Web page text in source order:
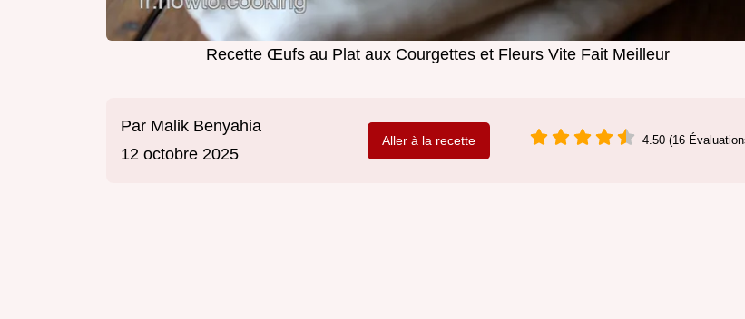
Recette Œufs au Plat aux Courgettes et Fleurs Vite Fait Meilleur
Par Malik Benyahia
12 octobre 2025
Aller à la recette 4.50 (16